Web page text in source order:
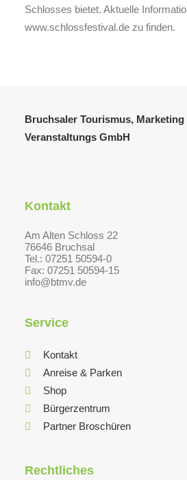
Schlosses bietet. Aktuelle
www.schlossfestival.de zu finden.
Bruchsaler Tourismus, Marketing
Veranstaltungs GmbH
Kontakt
Am Alten Schloss 22
76646 Bruchsal
Tel.: 07251 50594-0
Fax: 07251 50594-15
info@btmv.de
Service
Kontakt
Anreise & Parken
Shop
Bürgerzentrum
Partner Broschüren
Rechtliches